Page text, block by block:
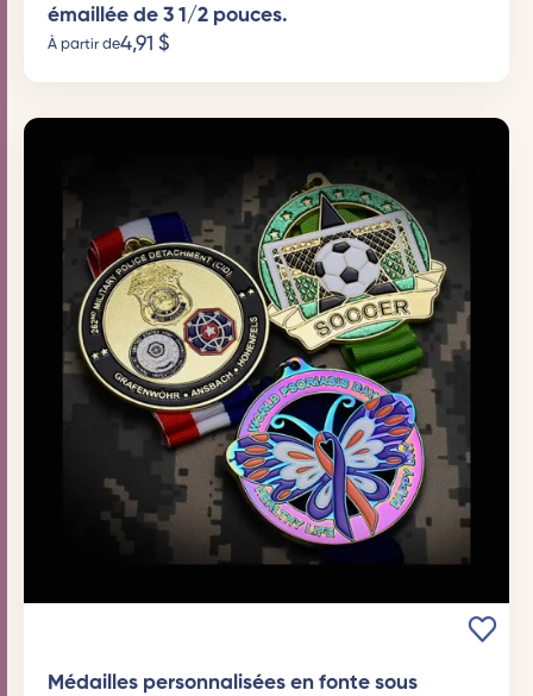
émaillée de 3 1/2 pouces.
À partir de4,91 $
Médailles personnalisées en fonte sous